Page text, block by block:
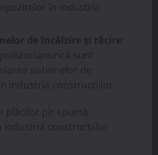
în industria
de încălzire și răcire
sunt
sistemelor de
industria construcțiilor.
plăcilor pir spumă
industria construcțiilor